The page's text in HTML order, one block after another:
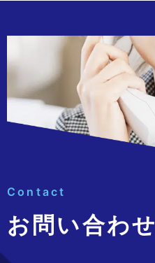
Contact
お問い合わせ